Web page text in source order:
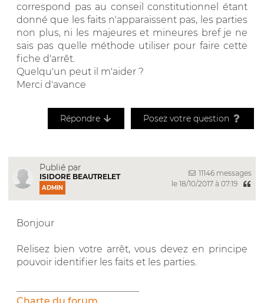
correspond pas au conseil constitutionnel étant
donné que les faits n'apparaissent pas, les parties
non plus, ni les majeures et mineures bref je ne
sais pas quelle méthode utiliser pour faire cette
fiche d'arrêt.
Quelqu'un peut il m'aider ?
Merci d'avance
Répondre Posez votre question
Publié par
ISIDORE BEAUTRELET
ADMIN
11146 messages
le 18/10/2017 à 07:19
Bonjour
Relisez bien votre arrêt, vous devez en principe
pouvoir identifier les faits et les parties.
Charte du forum